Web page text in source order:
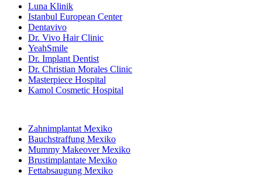
Luna Klinik
Istanbul European Center
Dentavivo
Dr. Vivo Hair Clinic
YeahSmile
Dr. Implant Dentist
Dr. Christian Morales Clinic
Masterpiece Hospital
Kamol Cosmetic Hospital
Zahnimplantat Mexiko
Bauchstraffung Mexiko
Mummy Makeover Mexiko
Brustimplantate Mexiko
Fettabsaugung Mexiko